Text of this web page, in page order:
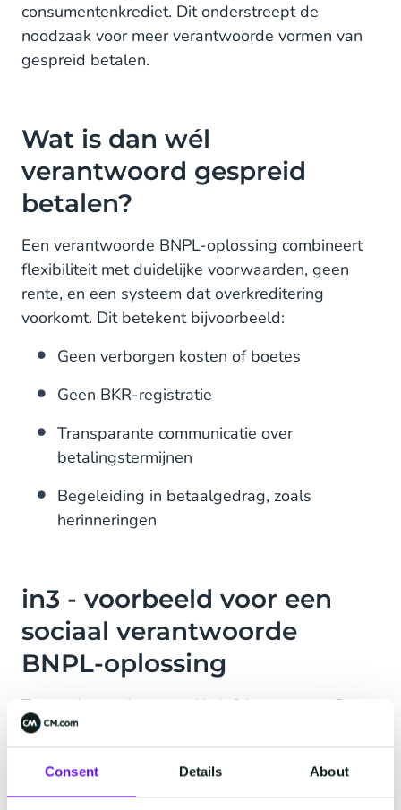
Consent Details About
consumentenkrediet. Dit onderstreept de
noodzaak voor meer verantwoorde vormen van
gespreid betalen.
Wat is dan wél
verantwoord gespreid
betalen?
Een verantwoorde BNPL-oplossing combineert
flexibiliteit met duidelijke voorwaarden, geen
rente, en een systeem dat overkreditering
voorkomt. Dit betekent bijvoorbeeld:
Geen verborgen kosten of boetes
Geen BKR-registratie
Transparante communicatie over
betalingstermijnen
Begeleiding in betaalgedrag, zoals
herinneringen
in3 - voorbeeld voor een
sociaal verantwoorde
BNPL-oplossing
Tegen deze achtergrond is in3 interessant. Deze
BNPL-optie maakt het mogelijk om in drie gelijke
termijnen te betalen binnen een periode van 60
dagen — zonder rente of extra kosten. De
betaling verloopt via iDEAL, wat voor